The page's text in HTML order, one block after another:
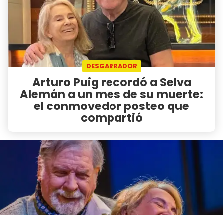
DESGARRADOR
Arturo Puig recordó a Selva
Alemán a un mes de su muerte:
el conmovedor posteo que
compartió